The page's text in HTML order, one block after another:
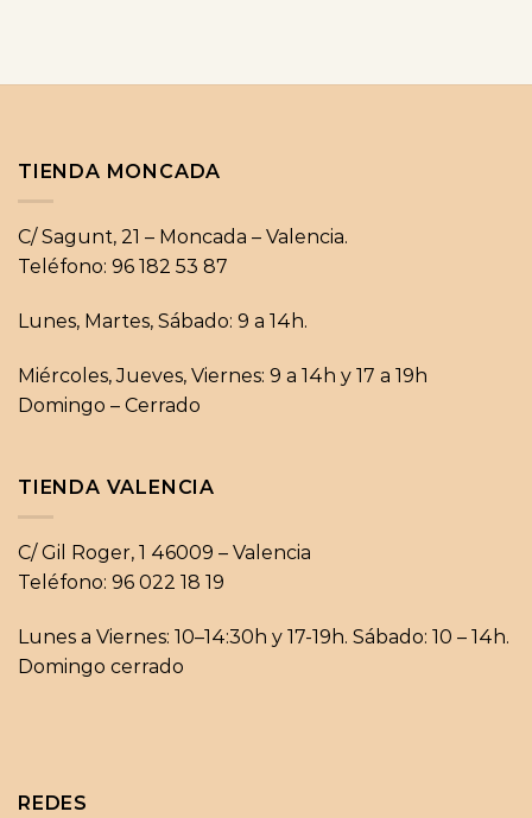
TIENDA MONCADA
C/ Sagunt, 21 – Moncada – Valencia.
Teléfono: 96 182 53 87
Lunes, Martes, Sábado: 9 a 14h.
Miércoles, Jueves, Viernes: 9 a 14h y 17 a 19h
Domingo – Cerrado
TIENDA VALENCIA
C/ Gil Roger, 1 46009 – Valencia
Teléfono: 96 022 18 19
Lunes a Viernes: 10–14:30h y 17-19h. Sábado: 10 – 14h.
Domingo cerrado
REDES